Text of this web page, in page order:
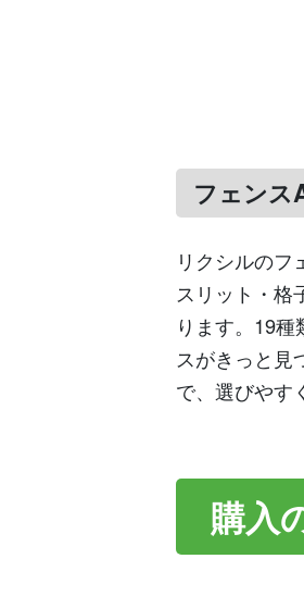
フェンス
リクシルのフ
スリット・格
ります。19
スがきっと見
で、選びやす
購入